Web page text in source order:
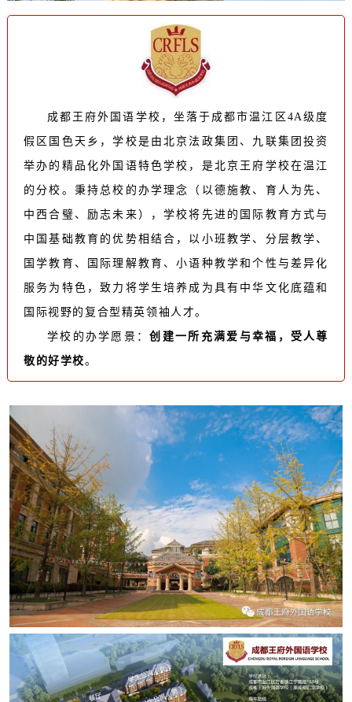
成都王府外国语学校，坐落于成都市温江区4A级度
假区国色天乡，学校是由北京法政集团、九联集团投资
举办的精品化外国语特色学校，是北京王府学校在温江
的分校。秉持总校的办学理念（以德施教、育人为先、
中西合璧、励志未来），学校将先进的国际教育方式与
中国基础教育的优势相结合，以小班教学、分层教学、
国学教育、国际理解教育、小语种教学和个性与差异化
服务为特色，致力将学生培养成为具有中华文化底蕴和
国际视野的复合型精英领袖人才。
学校的办学愿景：创建一所充满爱与幸福，受人尊
敬的好学校。